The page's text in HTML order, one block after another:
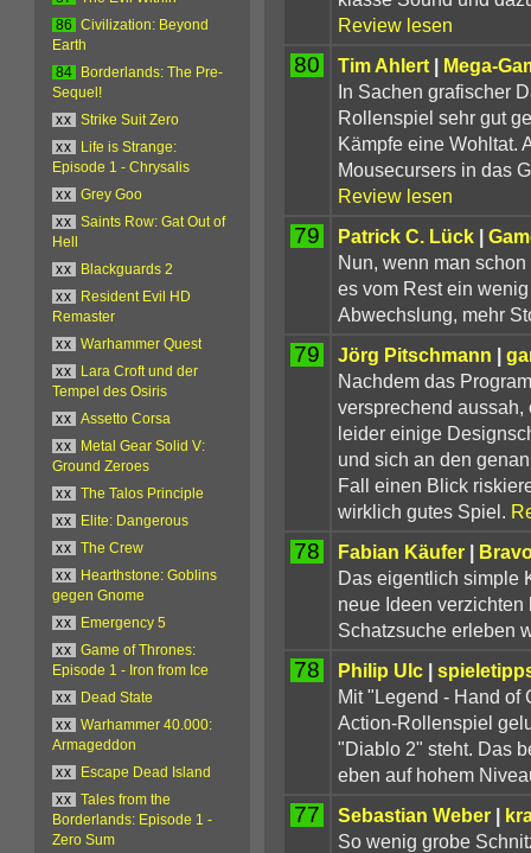
Review lesen
80 Tim Ahlert| Mega-
In Sachen grafischer
Rollenspiel sehr gut
Kämpfe eine Wohltat.
Mousecursers in das
Review lesen
79 Patrick C. Lück|
Nun, wenn man
es vom Rest ein
Abwechslung, mehr
79 Jörg Pitschmann |
Nachdem das
versprechend
leider einige
und sich an den
Fall einen Blick
wirklich gutes Spiel.
78 Fabian Käufer|
Das eigentlich simple
neue Ideen
Schatzsuche erleben
78 Philip Ulc|
Mit "Legend - Hand of
Action-Rollenspiel
"Diablo 2" steht. Das
eben auf hohem
77 Sebastian Weber|
So wenig grobe
86
Civilization: Beyond
Earth
84
Borderlands: The Pre-
Sequel!
xx
Strike Suit Zero
xx
Life is Strange:
Episode 1 - Chrysalis
xx
Grey Goo
xx
Saints Row: Gat Out of
Hell
xx
Blackguards 2
xx
Resident Evil HD
Remaster
xx
Warhammer Quest
xx
Lara Croft und der
Tempel des Osiris
xx
Assetto Corsa
xx
Metal Gear Solid V:
Ground Zeroes
xx
The Talos Principle
xx
Elite: Dangerous
xx
The Crew
xx
Hearthstone: Goblins
gegen Gnome
xx
Emergency 5
xx
Game of Thrones:
Episode 1 - Iron from Ice
xx
Dead State
xx
Warhammer 40.000:
Armageddon
xx
Escape Dead Island
xx
Tales from the
Borderlands: Episode 1 -
Zero Sum